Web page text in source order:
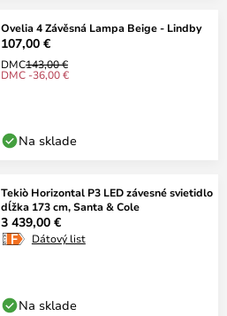
Ovelia 4 Závěsná Lampa Beige - Lindby
107,00 €
DMC143,00 €
DMC -36,00 €
Na sklade
Tekiò Horizontal P3 LED závesné svietidlo
dĺžka 173 cm, Santa & Cole
3 439,00 €
Dátový list
Na sklade